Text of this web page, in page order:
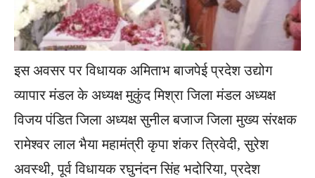
इस अवसर पर विधायक अमिताभ बाजपेई प्रदेश उद्योग
व्यापार मंडल के अध्यक्ष मुकुंद मिश्रा जिला मंडल अध्यक्ष
विजय पंडित जिला अध्यक्ष सुनील बजाज जिला मुख्य संरक्षक
रामेश्वर लाल भैया महामंत्री कृपा शंकर त्रिवेदी, सुरेश
अवस्थी, पूर्व विधायक रघुनंदन सिंह भदोरिया, प्रदेश